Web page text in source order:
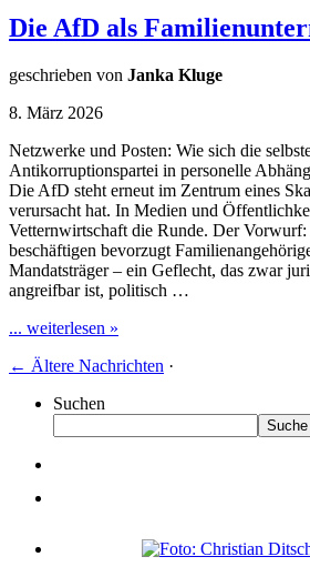
Die AfD als
geschrieben von Janka Kluge
8. März 2026
Netzwerke und Posten: Wie sich die
Antikorruptionspartei in personelle
Die AfD steht erneut im Zentrum eines
verursacht hat. In Medien und
Vetternwirtschaft die Runde. Der Vorwurf:
beschäftigen bevorzugt
Mandatsträger – ein Geflecht, das zwar
angreifbar ist, politisch …
... weiterlesen »
← Ältere Nachrichten ·
Suchen
Suche